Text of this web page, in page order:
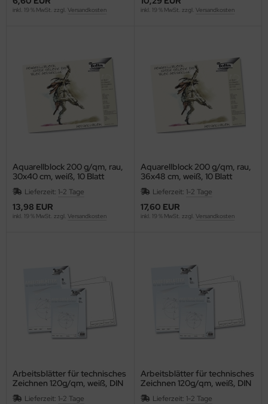
inkl. 19 % MwSt. zzgl. Versandkosten inkl. 19 % MwSt. zzgl. Versandkosten
Aquarellblock 200 g/qm, rau,
30x40 cm, weiß, 10 Blatt
Lieferzeit: 1-2 Tage
13,98 EUR
inkl. 19 % MwSt. zzgl. Versandkosten
Aquarellblock 200 g/qm, rau,
36x48 cm, weiß, 10 Blatt
Lieferzeit: 1-2 Tage
17,60 EUR
inkl. 19 % MwSt. zzgl. Versandkosten
Arbeitsblätter für technisches
Zeichnen 120g/qm, weiß, DIN
A3, 5 Blatt
Lieferzeit: 1-2 Tage
Arbeitsblätter für technisches
Zeichnen 120g/qm, weiß, DIN
A4, 10 Blatt
Lieferzeit: 1-2 Tage
Heizlüfter
- Zeitplansysteme